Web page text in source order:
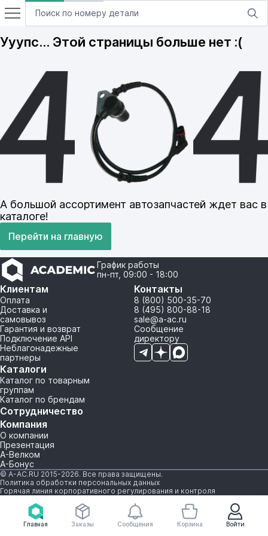
Главная Войти
Заказы Сообщения Корзина
Ууупс… Этой страницы больше нет :(
А большой ассортимент автозапчастей ждет вас в
каталоге!
Перейти на главную
График работы
пн-пт, 09:00 - 18:00
Клиентам
Оплата
Доставка и
самовывоз
Гарантия и возврат
Подключение API
Неблагонадежные
партнеры
Каталоги
Каталог по товарным
группам
Каталог по брендам
Сотрудничество
Компания
О компании
Презентация
А-Велком
А-Бонус
Контакты
8 (800) 500-35-70
8 (495) 800-88-18
sale@a-ac.ru
Сообщение
директору
© A-AC.RU 2015-2026. Все права защищены.
Политика обработки персональных данных
Горячая линия корпоративного регулирования и контроля